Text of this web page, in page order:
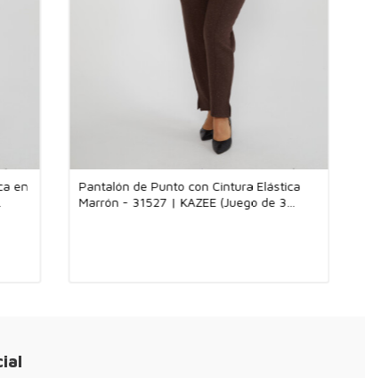
Un pantalón de calidad es una de las mejores
hacer en tu armario.
de alta calidad y estilo para clientes globales de habla
por mayor. Nuestras colecciones son ideales para
Barcelona y Buenos Aires. Ofrecemos opciones
con tejidos frescos para el verano y cómodos
Kazee garantiza que tus boutiques destaquen con
satisfaciendo las necesidades de una clientela
diferencia con nuestras selecciones de moda trendy y
Official, el sitio mayorista de nuestra tienda mayorista
en
Pantalón de Punto con Cintura Elástica
Marrón - 31527 | KAZEE (Juego de 3